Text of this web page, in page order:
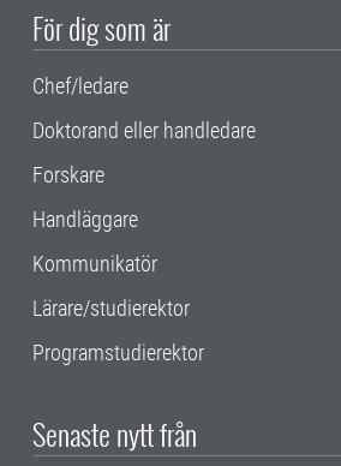
För dig som är
Chef/ledare
Doktorand eller handledare
Forskare
Handläggare
Kommunikatör
Lärare/studierektor
Programstudierektor
Senaste nytt från